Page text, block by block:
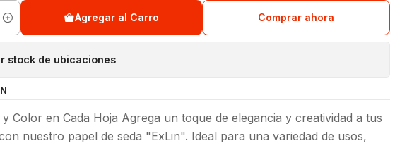
Agregar al Carro Comprar ahora
stock de ubicaciones
y Color en Cada Hoja Agrega un toque de elegancia y creatividad a tus
nuestro papel de seda "ExLin". Ideal para una variedad de usos,